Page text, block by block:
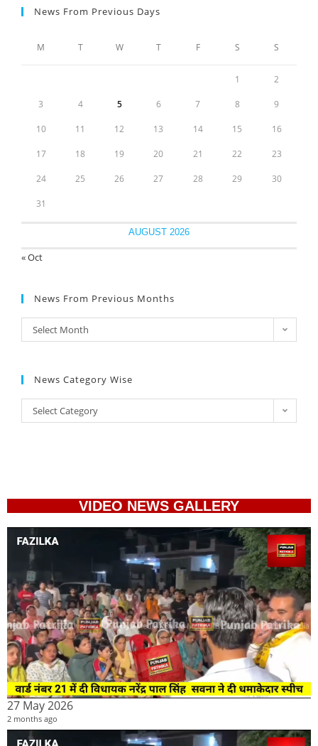
News From Previous Days
AUGUST 2026
M T W T F S S
1 2
3 4 5 6 7 8 9
10 11 12 13 14 15 16
17 18 19 20 21 22 23
24 25 26 27 28 29 30
31
« Oct
News From Previous Months
Select Month
News Category Wise
Select Category
VIDEO NEWS GALLERY
27 May 2026
2 months ago